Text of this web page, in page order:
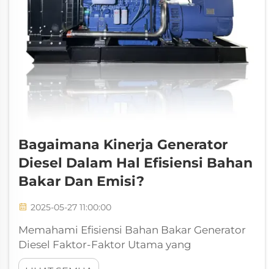
Bagaimana Kinerja Generator
Diesel Dalam Hal Efisiensi Bahan
Bakar Dan Emisi?
2025-05-27 11:00:00
Memahami Efisiensi Bahan Bakar Generator
Diesel Faktor-Faktor Utama yang
Mempengaruhi Konsumsi Bahan Bakar